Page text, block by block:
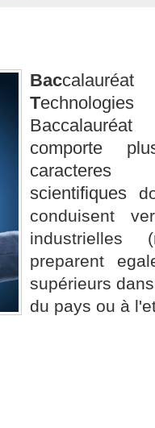
Bac
Technologies
comporte
scientifiques
conduisent
industrielles
preparent
supérieurs
du pays ou à